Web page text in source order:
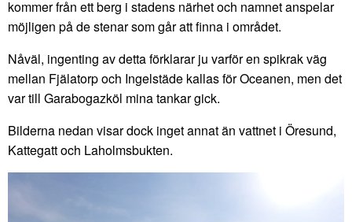
kommer från ett berg i stadens närhet och namnet anspelar
möjligen på de stenar som går att finna i området.
Nåväl, ingenting av detta förklarar ju varför en spikrak väg
mellan Fjälatorp och Ingelstäde kallas för Oceanen, men det
var till Garabogazköl mina tankar gick.
Bilderna nedan visar dock inget annat än vattnet i Öresund,
Kattegatt och Laholmsbukten.